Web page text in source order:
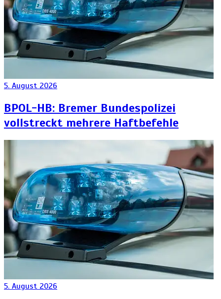
5. August 2026
BPOL-HB: Bremer Bundespolizei
vollstreckt mehrere Haftbefehle
5. August 2026